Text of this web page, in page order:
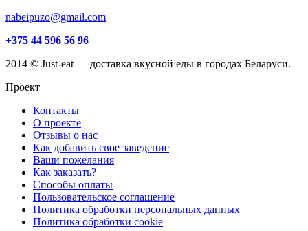
nabeipuzo@gmail.com
+375 44 596 56 96
2014 © Just-eat — доставка вкусной еды в городах Беларуси.
Проект
Контакты
О проекте
Отзывы о нас
Как добавить свое заведение
Ваши пожелания
Как заказать?
Способы оплаты
Пользовательское соглашение
Политика обработки персональных данных
Политика обработки cookie